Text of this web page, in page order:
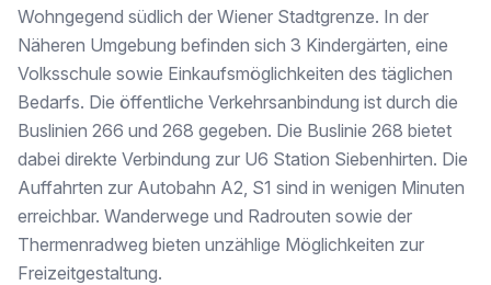
Wohngegend südlich der Wiener Stadtgrenze. In der
Näheren Umgebung befinden sich 3 Kindergärten, eine
Volksschule sowie Einkaufsmöglichkeiten des täglichen
Bedarfs. Die öffentliche Verkehrsanbindung ist durch die
Buslinien 266 und 268 gegeben. Die Buslinie 268 bietet
dabei direkte Verbindung zur U6 Station Siebenhirten. Die
Auffahrten zur Autobahn A2, S1 sind in wenigen Minuten
erreichbar. Wanderwege und Radrouten sowie der
Thermenradweg bieten unzählige Möglichkeiten zur
Freizeitgestaltung.